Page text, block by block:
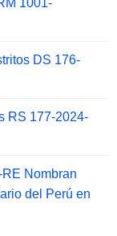
DS 176-
RS 177-2024-
Nombran
del Perú en